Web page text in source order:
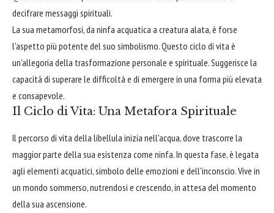
decifrare messaggi spirituali.
La sua metamorfosi, da ninfa acquatica a creatura alata, è forse
l'aspetto più potente del suo simbolismo. Questo ciclo di vita è
un'allegoria della trasformazione personale e spirituale. Suggerisce la
capacità di superare le difficoltà e di emergere in una forma più elevata
e consapevole.
Il Ciclo di Vita: Una Metafora Spirituale
Il percorso di vita della libellula inizia nell'acqua, dove trascorre la
maggior parte della sua esistenza come ninfa. In questa fase, è legata
agli elementi acquatici, simbolo delle emozioni e dell'inconscio. Vive in
un mondo sommerso, nutrendosi e crescendo, in attesa del momento
della sua ascensione.